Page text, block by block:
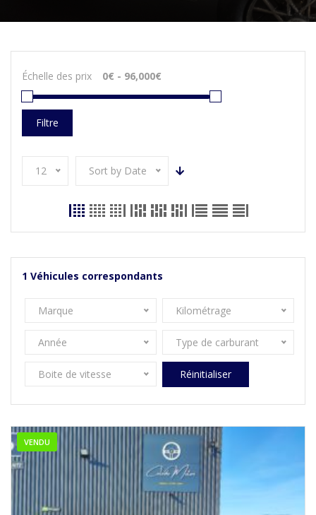
Échelle des prix
Filtre
12 Sort by Date
1 Véhicules correspondants
Marque Kilométrage
Année Type de carburant
Boite de vitesse Réinitialiser
VENDU